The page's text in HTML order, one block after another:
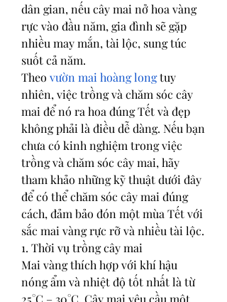
dân gian, nếu cây mai nở hoa vàng
rực vào đầu năm, gia đình sẽ gặp
nhiều may mắn, tài lộc, sung túc
suốt cả năm.
Theo vườn mai hoàng long tuy
nhiên, việc trồng và chăm sóc cây
mai để nó ra hoa đúng Tết và đẹp
không phải là điều dễ dàng. Nếu bạn
chưa có kinh nghiệm trong việc
trồng và chăm sóc cây mai, hãy
tham khảo những kỹ thuật dưới đây
để có thể chăm sóc cây mai đúng
cách, đảm bảo đón một mùa Tết với
sắc mai vàng rực rỡ và nhiều tài lộc.
1. Thời vụ trồng cây mai
Mai vàng thích hợp với khí hậu
nóng ẩm và nhiệt độ tốt nhất là từ
25°C – 30°C. Cây mai yêu cầu một